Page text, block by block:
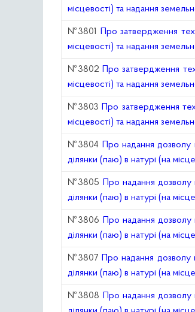
місцевості) та надання
№3801
Про затвердження
місцевості) та надання
№3802
Про затвердження
місцевості) та надання
№3803
Про затвердження
місцевості) та надання
№3804
Про надання
ділянки (паю) в натурі (на
№3805
Про надання
ділянки (паю) в натурі (на
№3806
Про надання
ділянки (паю) в натурі (на
№3807
Про надання дозволу
ділянки (паю) в натурі (на
№3808
Про надання